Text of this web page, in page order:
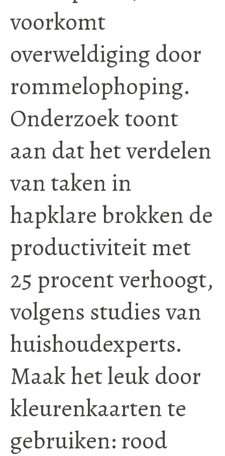
voorkomt
overweldiging door
rommelophoping.
Onderzoek toont
aan dat het verdelen
van taken in
hapklare brokken de
productiviteit met
25 procent verhoogt,
volgens studies van
huishoudexperts.
Maak het leuk door
kleurenkaarten te
gebruiken: rood